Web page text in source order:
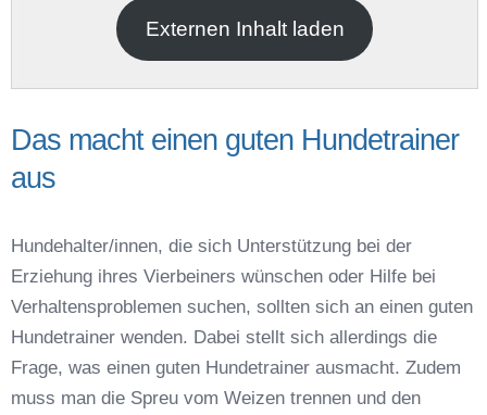
Anschrift
Externen Inhalt laden
Das macht einen guten Hundetrainer
aus
Hundehalter/innen, die sich Unterstützung bei der
Erziehung ihres Vierbeiners wünschen oder Hilfe bei
Verhaltensproblemen suchen, sollten sich an einen guten
Hundetrainer wenden. Dabei stellt sich allerdings die
Frage, was einen guten Hundetrainer ausmacht. Zudem
muss man die Spreu vom Weizen trennen und den